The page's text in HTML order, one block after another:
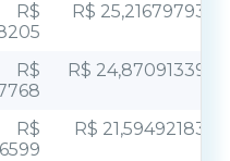
R$
R$ 25,21679793
R$
R$ 24,87091339
R$
R$ 21,59492183